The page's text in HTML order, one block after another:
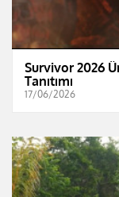
Survivor 2026
Tanıtımı
17/06/2026